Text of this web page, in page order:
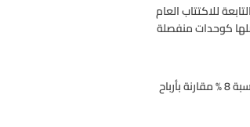
للاكتتاب العام
كوحدات منفصلة
وارتفعت أرباح “إعمار العقارية ، إلى 1501.1 مليون درهـم (0.21 درهم/للسهم) بنهاية الربع الأول 2018، وبنسبة 8 % مقارنة بأرباح